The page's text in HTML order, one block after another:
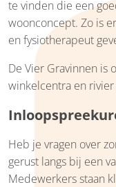
te vinden die een
woonconcept. Zo is
en fysiotherapeut
De Vier Gravinnen is
winkelcentra en rivier
Heb je vragen over
gerust langs bij een
Medewerkers staan